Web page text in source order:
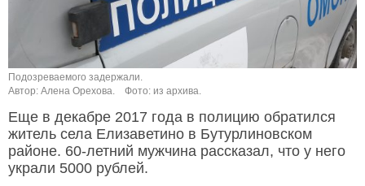
Подозреваемого задержали.
Автор: Алена Орехова.
Фото: из архива.
Еще в декабре 2017 года в полицию обратился
житель села Елизаветино в Бутурлиновском
районе. 60-летний мужчина рассказал, что у него
украли 5000 рублей.